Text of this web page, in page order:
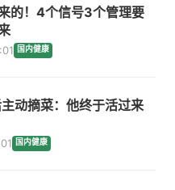
的！4个信号3个管理要
国内健康
动摘菜：他终于活过来
国内健康